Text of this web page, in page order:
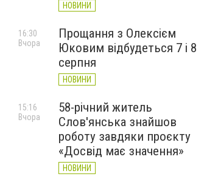
НОВИНИ
Прощання з Олексієм
Юковим відбудеться 7 і 8
серпня
НОВИНИ
16:30
Вчора
58-річний житель
Слов'янська знайшов
роботу завдяки проєкту
«Досвід має значення»
НОВИНИ
15:16
Вчора